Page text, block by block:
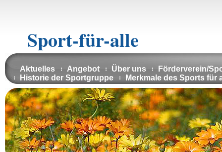
Sport-für-alle
Aktuelles Angebot Über uns
Förderverein/
Historie der Sportgruppe
Merkmale des Sports für